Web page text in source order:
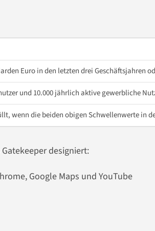
Euro in den letzten drei Geschäftsjahren
und 10.000 jährlich aktive gewerbliche
wenn die beiden obigen Schwellenwerte in
designiert:
Google Maps und YouTube